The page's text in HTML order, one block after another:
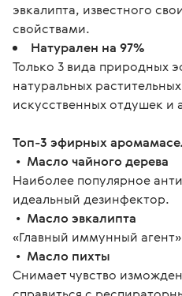
эвкалипта, известного
свойствами.
Натурален на 97%
Только 3 вида природных
натуральных
искусственных отдушек и
Топ-3 эфирных
• Масло чайного дерева
Наиболее популярное
идеальный дезинфектор.
• Масло эвкалипта
«Главный иммунный
• Масло пихты
Снимает чувство